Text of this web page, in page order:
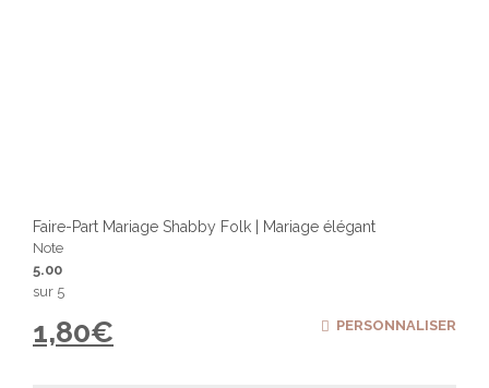
Faire-Part Mariage Shabby Folk | Mariage élégant
Note
5.00
sur 5
1,80€ PERSONNALISER